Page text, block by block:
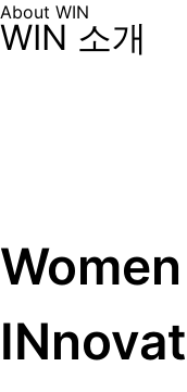
About WIN
WIN 소개